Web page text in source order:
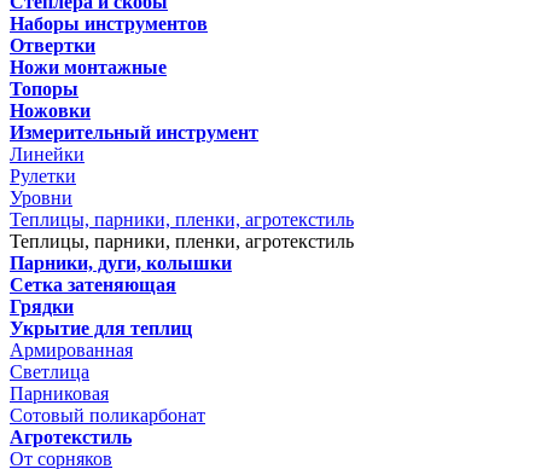
Наборы инструментов
Отвертки
Ножи монтажные
Топоры
Ножовки
Измерительный инструмент
Линейки
Рулетки
Уровни
Теплицы, парники, пленки, агротекстиль
Теплицы, парники, пленки, агротекстиль
Парники, дуги, колышки
Сетка затеняющая
Грядки
Укрытие для теплиц
Армированная
Светлица
Парниковая
Сотовый поликарбонат
Агротекстиль
От сорняков